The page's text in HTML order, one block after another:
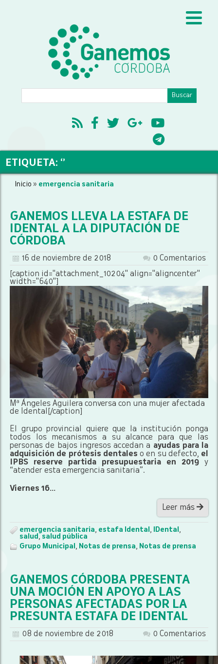
ETIQUETA: ‘’
Inicio » emergencia sanitaria
GANEMOS LLEVA LA ESTAFA DE
IDENTAL A LA DIPUTACIÓN DE
CÓRDOBA
16 de noviembre de 2018
0 Comentarios
[caption id="attachment_10204" align="aligncenter"
width="640"]
Mª Ángeles Aguilera conversa con una mujer afectada
de Idental[/caption]
El grupo provincial quiere que la institución ponga
todos los mecanismos a su alcance para que las
personas de bajos ingresos accedan a ayudas para la
adquisición de prótesis dentales o en su defecto, el
IPBS reserve partida presupuestaria en 2019 y
“atender esta emergencia sanitaria”.
Viernes 16...
Leer más
emergencia sanitaria estafa Idental IDental
salud
salud pública
Grupo Municipal
Notas de prensa Notas de prensa
GANEMOS CÓRDOBA PRESENTA
UNA MOCIÓN EN APOYO A LAS
PERSONAS AFECTADAS POR LA
PRESUNTA ESTAFA DE IDENTAL
08 de noviembre de 2018 0 Comentarios